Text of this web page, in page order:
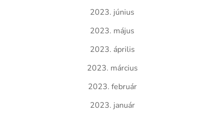
2023. június
2023. május
2023. április
2023. március
2023. február
2023. január